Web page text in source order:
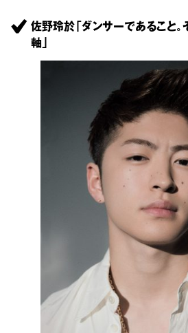
佐野玲於「ダンサーであること
軸」